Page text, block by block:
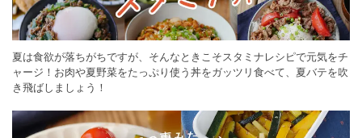
夏は食欲が落ちがちですが、そんなときこそスタミナレシピで元気をチ
ャージ！お肉や夏野菜をたっぷり使う丼をガッツリ食べて、夏バテを吹
き飛ばしましょう！